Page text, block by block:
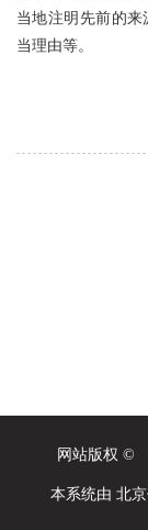
当地注明先前的
当理由等。
网站版权 ©
本系统由 北